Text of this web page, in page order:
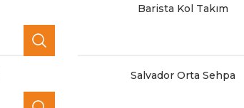
Barista Kol Takım
Salvador Orta Sehpa